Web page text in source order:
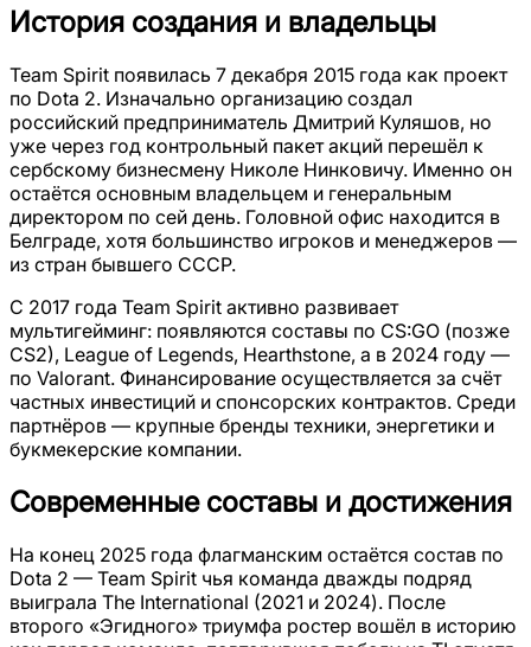
История создания и владельцы
Team Spirit появилась 7 декабря 2015 года как проект
по Dota 2. Изначально организацию создал
российский предприниматель Дмитрий Куляшов, но
уже через год контрольный пакет акций перешёл к
сербскому бизнесмену Николе Нинковичу. Именно он
остаётся основным владельцем и генеральным
директором по сей день. Головной офис находится в
Белграде, хотя большинство игроков и менеджеров —
из стран бывшего СССР.
С 2017 года Team Spirit активно развивает
мультигейминг: появляются составы по CS:GO (позже
CS2), League of Legends, Hearthstone, а в 2024 году —
по Valorant. Финансирование осуществляется за счёт
частных инвестиций и спонсорских контрактов. Среди
партнёров — крупные бренды техники, энергетики и
букмекерские компании.
Современные составы и достижения
На конец 2025 года флагманским остаётся состав по
Dota 2 — Team Spirit чья команда дважды подряд
выиграла The International (2021 и 2024). После
второго «Эгидного» триумфа ростер вошёл в историю